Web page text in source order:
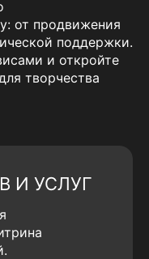
от продвижения
поддержки.
и откройте
творчества
И УСЛУГ